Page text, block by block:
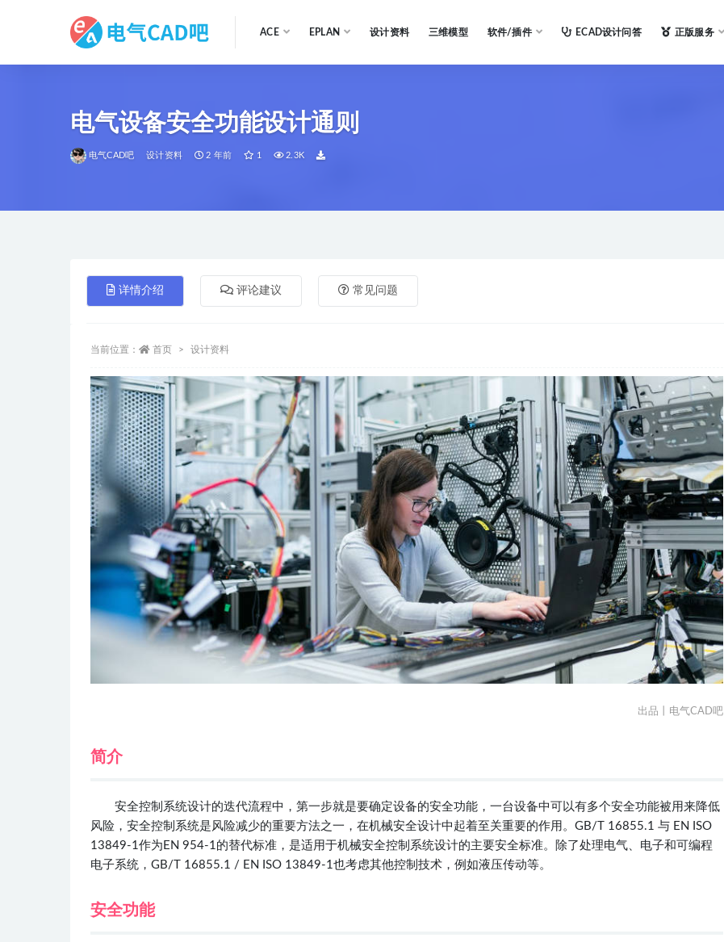
ACE EPLAN 设计资料 三维模型 软件/插件 ECAD设计问答 正版服务
电气设备安全功能设计通则
电气CAD吧 设计资料 2 年前 1 2.3K
详情介绍 评论建议 常见问题
当前位置： 首页 设计资料
出品丨电气CAD吧
简介
安全控制系统设计的迭代流程中，第一步就是要确定设备的安全功能，一台设备中可以有多个安全功能被用来降低
风险，安全控制系统是风险减少的重要方法之一，在机械安全设计中起着至关重要的作用。GB/T 16855.1 与 EN ISO
13849-1作为EN 954-1的替代标准，是适用于机械安全控制系统设计的主要安全标准。除了处理电气、电子和可编程
电子系统，GB/T 16855.1 / EN ISO 13849-1也考虑其他控制技术，例如液压传动等。
安全功能